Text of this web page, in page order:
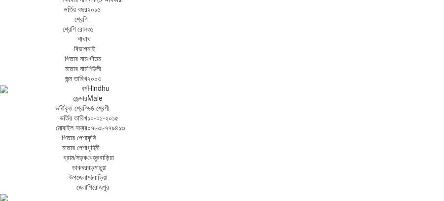
ভর্তির বছর২০১৫
শ্রেণি
শ্রেণি রোল৩১
শাখাখ
বিভাগনাই
পিতার নামগৌতম
মাতার নামশিউলী
জন্ম তারিখ২০০৩
ধর্মHindhu
জেন্ডারMale
ভর্তিকৃত শ্রেণি৬ষ্ঠ শ্রেণী
ভর্তির তারিখ১০-০১-২০১৫
মোবাইল নম্বর০৭৮৩৮৭৭৯৪১৩
পিতার পেশাকৃষি
মাতার পেশাগৃহিনী
গ্রাম/সড়কখেজুরবাড়িয়া
ডাকঘরবড়মাছুয়া
উপজেলামঠবাড়িয়া
জেলাপিরোজপুর